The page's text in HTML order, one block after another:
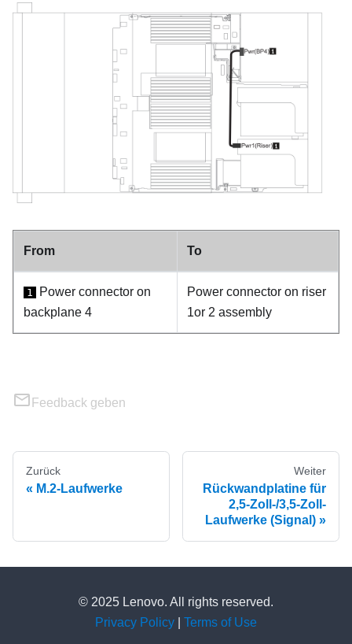
From To
1
Power connector on
backplane 4
Power connector on riser
1or 2 assembly
Feedback geben
Zurück
M.2-Laufwerke
Weiter
Rückwandplatine für
2,5‑Zoll-/3,5‑Zoll-
Laufwerke (Signal)
© 2025 Lenovo. All rights reserved.
Privacy Policy
Terms of Use